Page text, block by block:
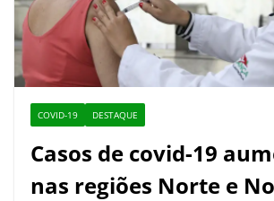
COVID-19 DESTAQUE
Casos de covid-19
nas regiões Norte e